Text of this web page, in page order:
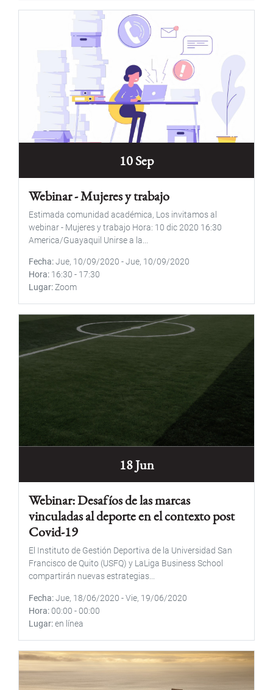
10 Sep
Webinar - Mujeres y trabajo
Estimada comunidad académica, Los invitamos al
webinar - Mujeres y trabajo Hora: 10 dic 2020 16:30
America/Guayaquil Unirse a la...
Fecha Jue, 10/09/2020 -Jue, 10/09/2020
Hora 16:30 - 17:30
Lugar Zoom
18 Jun
Webinar: Desafíos de las marcas
vinculadas al deporte en el contexto post
Covid-19
El Instituto de Gestión Deportiva de la Universidad San
Francisco de Quito (USFQ) y LaLiga Business School
compartirán nuevas estrategias...
Fecha Jue, 18/06/2020 -Vie, 19/06/2020
Hora 00:00 -00:00
Lugar en línea